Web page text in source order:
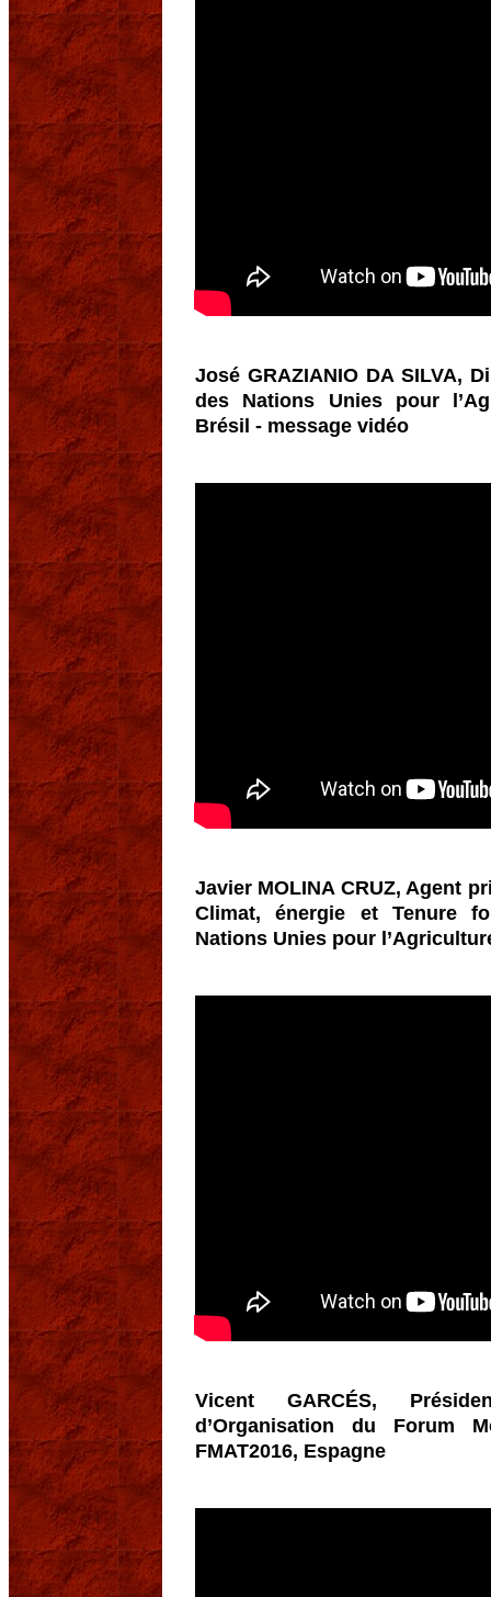
José GRAZIANIO DA SILVA,
des Nations Unies pour
Brésil - message vidéo
Javier MOLINA CRUZ, Agent
Climat, énergie et Tenure
Nations Unies pour
Vicent GARCÉS,
d’Organisation du Forum
FMAT2016, Espagne